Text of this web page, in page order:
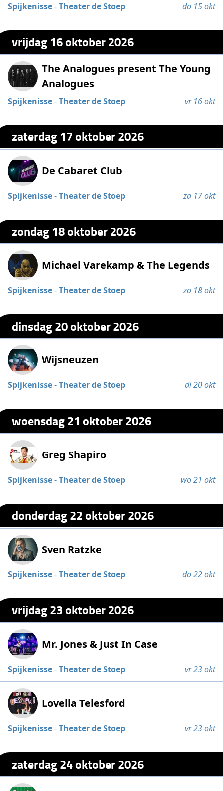
Spijkenisse-Theater de Stoep do 15 okt
vrijdag 16 oktober 2026
The Analogues present The Young
Analogues
Spijkenisse-Theater de Stoep vr 16 okt
zaterdag 17 oktober 2026
De Cabaret Club
Spijkenisse-Theater de Stoep za 17 okt
zondag 18 oktober 2026
Michael Varekamp & The Legends
Spijkenisse-Theater de Stoep zo 18 okt
dinsdag 20 oktober 2026
Wijsneuzen
Spijkenisse-Theater de Stoep di 20 okt
woensdag 21 oktober 2026
Greg Shapiro
Spijkenisse-Theater de Stoep wo 21 okt
donderdag 22 oktober 2026
Sven Ratzke
Spijkenisse-Theater de Stoep do 22 okt
vrijdag 23 oktober 2026
Mr. Jones & Just In Case
Spijkenisse-Theater de Stoep vr 23 okt
Lovella Telesford
Spijkenisse-Theater de Stoep vr 23 okt
zaterdag 24 oktober 2026